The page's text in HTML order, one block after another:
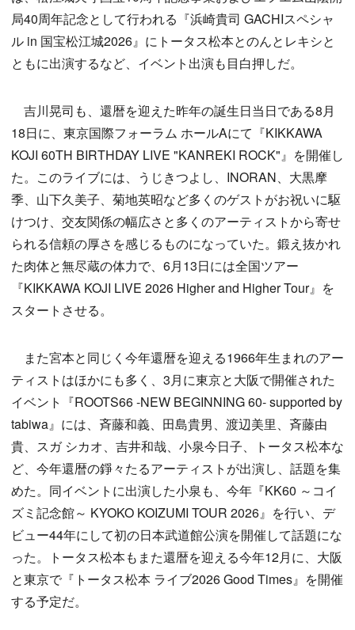
局40周年記念として行われる『浜崎貴司 GACHIスペシャ
ル in 国宝松江城2026』にトータス松本とのんとレキシと
ともに出演するなど、イベント出演も目白押しだ。
吉川晃司も、還暦を迎えた昨年の誕生日当日である8月
18日に、東京国際フォーラム ホールAにて『KIKKAWA
KOJI 60TH BIRTHDAY LIVE "KANREKI ROCK"』を開催し
た。このライブには、うじきつよし、INORAN、大黒摩
季、山下久美子、菊地英昭など多くのゲストがお祝いに駆
けつけ、交友関係の幅広さと多くのアーティストから寄せ
られる信頼の厚さを感じるものになっていた。鍛え抜かれ
た肉体と無尽蔵の体力で、6月13日には全国ツアー
『KIKKAWA KOJI LIVE 2026 Higher and Higher Tour』を
スタートさせる。
また宮本と同じく今年還暦を迎える1966年生まれのアー
ティストはほかにも多く、3月に東京と大阪で開催された
イベント『ROOTS66 -NEW BEGINNING 60- supported by
tabiwa』には、斉藤和義、田島貴男、渡辺美里、斉藤由
貴、スガ シカオ、吉井和哉、小泉今日子、トータス松本な
ど、今年還暦の錚々たるアーティストが出演し、話題を集
めた。同イベントに出演した小泉も、今年『KK60 ～コイ
ズミ記念館～ KYOKO KOIZUMI TOUR 2026』を行い、デ
ビュー44年にして初の日本武道館公演を開催して話題にな
った。トータス松本もまた還暦を迎える今年12月に、大阪
と東京で『トータス松本 ライブ2026 Good Times』を開催
する予定だ。